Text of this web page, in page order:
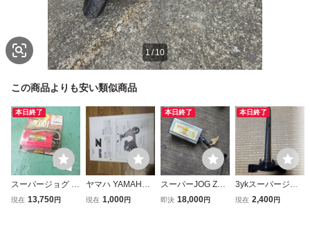
1/10
この商品よりも安い類似商品
本日終了
スーパージョグ Z
R SUPER JOG ZR
現在 13,750円
ヤマハ YAMAHA
jog superZ (3YK
現在 1,000円
本日終了
スーパーJOG ZR
3YK ZERO デジタ
即決 18,000円
本日終了
3ykスーパージョ
グzrステム 三又
現在 2,400円